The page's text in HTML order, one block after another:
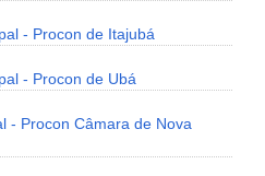
- Procon de Itajubá
- Procon de Ubá
- Procon Câmara de Nova